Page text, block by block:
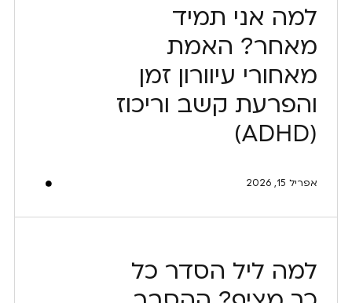
למה אני תמיד
מאחר? האמת
מאחורי עיוורון זמן
והפרעת קשב וריכוז
(ADHD)
אפריל 15, 2026
למה ליל הסדר כל